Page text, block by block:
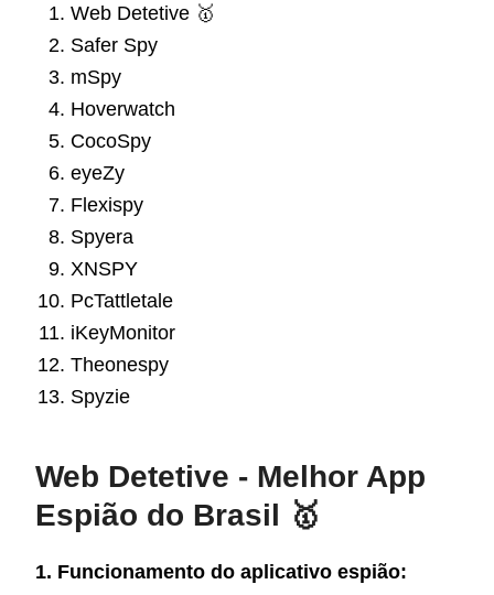
Web Detetive 🥇
Safer Spy
mSpy
Hoverwatch
CocoSpy
eyeZy
Flexispy
Spyera
XNSPY
PcTattletale
iKeyMonitor
Theonespy
Spyzie
Web Detetive - Melhor App
Espião do Brasil 🥇
1. Funcionamento do aplicativo espião: